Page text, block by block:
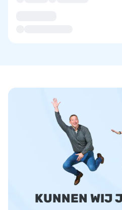
KUNNEN WIJ